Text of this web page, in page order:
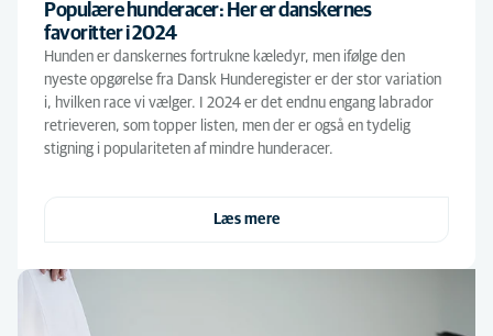
Populære hunderacer: Her er danskernes
favoritter i 2024
Hunden er danskernes fortrukne kæledyr, men ifølge den
nyeste opgørelse fra Dansk Hunderegister er der stor variation
i, hvilken race vi vælger. I 2024 er det endnu engang labrador
retrieveren, som topper listen, men der er også en tydelig
stigning i populariteten af mindre hunderacer.
Læs mere